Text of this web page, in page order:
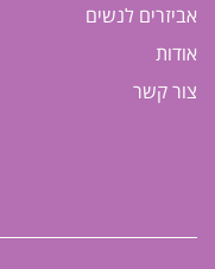
אביזרים לנשים
אודות
צור קשר